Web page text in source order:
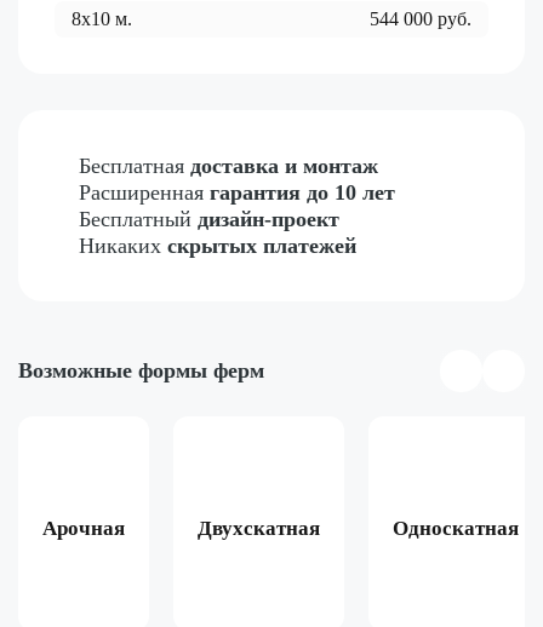
8x10 м. 544 000 руб.
Бесплатная доставка и монтаж
Расширенная гарантия до 10 лет
Бесплатный дизайн-проект
Никаких скрытых платежей
Возможные формы ферм
Арочная Двухскатная Односкатная